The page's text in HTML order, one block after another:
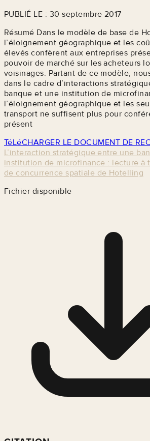
PUBLIÉ LE : 30 septembre 2017
Résumé Dans le modèle de base de
l’éloignement géographique et les
élevés confèrent aux entreprises
pouvoir de marché sur les acheteurs
voisinages. Partant de ce modèle,
dans le cadre d’interactions
banque et une institution de
l’éloignement géographique et les
transport ne suffisent plus pour
présent
TéLéCHARGER LE DOCUMENT DE
L’interaction stratégique entre une
institution de microfinance : lecture à
de concurrence spatiale de Hotelling
Fichier disponible